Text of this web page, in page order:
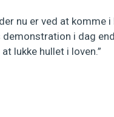
nu er ved at komme
i dag
lukke hullet i loven.”